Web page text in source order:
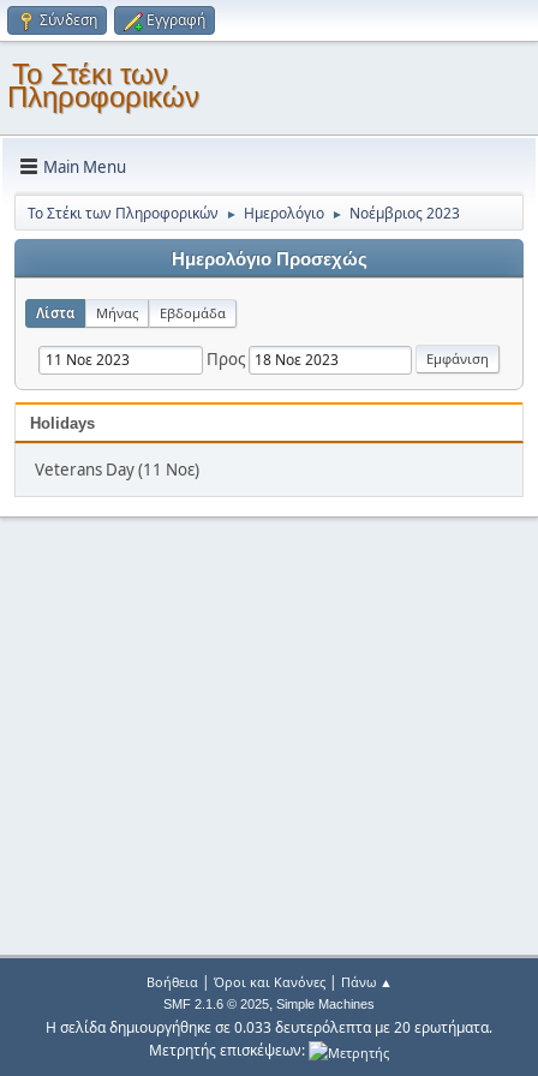
Σύνδεση Εγγραφή
Το Στέκι των
Πληροφορικών
Main Menu
Το Στέκι των Πληροφορικών ► Ημερολόγιο ► Νοέμβριος 2023
Ημερολόγιο Προσεχώς
Λίστα Μήνας Εβδομάδα
Προς
Holidays
Veterans Day (11 Νοε)
Βοήθεια| Όροι και Κανόνες| Πάνω ▲
SMF 2.1.6 © 2025, Simple Machines
Η σελίδα δημιουργήθηκε σε 0.033 δευτερόλεπτα με 20 ερωτήματα.
Μετρητής επισκέψεων: